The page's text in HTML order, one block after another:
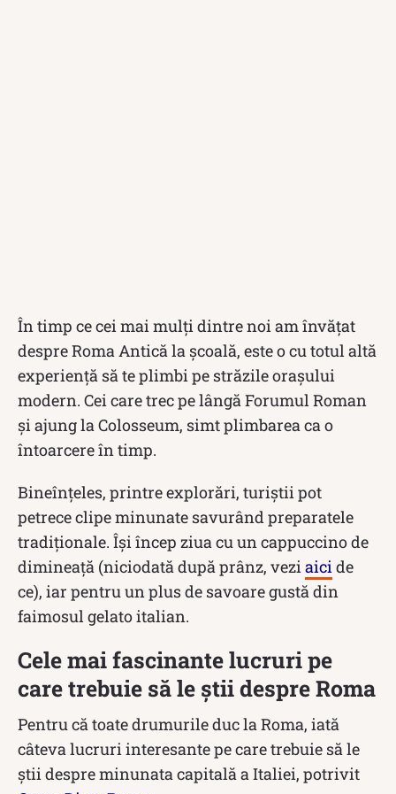
În timp ce cei mai mulți dintre noi am învățat
despre Roma Antică la școală, este o cu totul altă
experiență să te plimbi pe străzile orașului
modern. Cei care trec pe lângă Forumul Roman
și ajung la Colosseum, simt plimbarea ca o
întoarcere în timp.
Bineînțeles, printre explorări, turiștii pot
petrece clipe minunate savurând preparatele
tradiționale. Își încep ziua cu un cappuccino de
dimineață (niciodată după prânz, vezi aici de
ce), iar pentru un plus de savoare gustă din
faimosul gelato italian.
Cele mai fascinante lucruri pe
care trebuie să le știi despre Roma
Pentru că toate drumurile duc la Roma, iată
câteva lucruri interesante pe care trebuie să le
știi despre minunata capitală a Italiei, potrivit